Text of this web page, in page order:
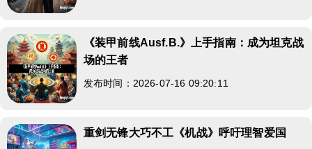
《装甲前线Ausf.B.》上手指南：成为坦克战
场的王者
发布时间：2026-07-16 09:20:11
重剑无锋大巧不工《机战》呼吁理智爱国